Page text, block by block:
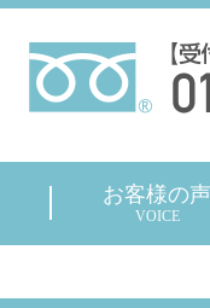
お客様の声
VOICE